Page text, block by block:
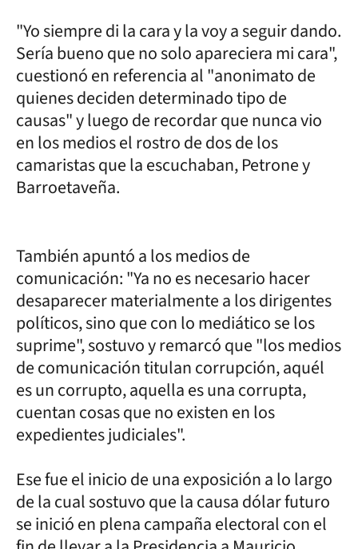
"Yo siempre di la cara y la voy a seguir dando.
Sería bueno que no solo apareciera mi cara",
cuestionó en referencia al "anonimato de
quienes deciden determinado tipo de
causas" y luego de recordar que nunca vio
en los medios el rostro de dos de los
camaristas que la escuchaban, Petrone y
Barroetaveña.
También apuntó a los medios de
comunicación: "Ya no es necesario hacer
desaparecer materialmente a los dirigentes
políticos, sino que con lo mediático se los
suprime", sostuvo y remarcó que "los medios
de comunicación titulan corrupción, aquél
es un corrupto, aquella es una corrupta,
cuentan cosas que no existen en los
expedientes judiciales".
Ese fue el inicio de una exposición a lo largo
de la cual sostuvo que la causa dólar futuro
se inició en plena campaña electoral con el